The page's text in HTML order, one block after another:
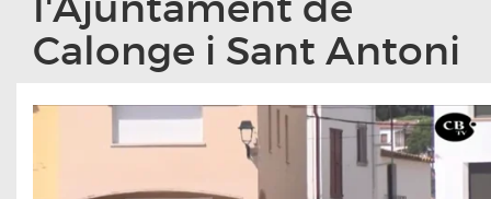
Calonge i Sant Antoni